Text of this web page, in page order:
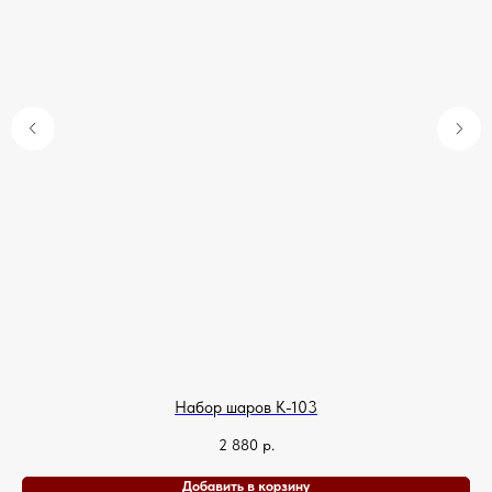
Набор шаров К-103
2 880 р.
Добавить в корзину